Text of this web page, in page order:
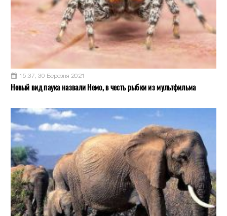
15:37, 30 Березня 2021
Новый вид паука назвали Немо, в честь рыбки из мультфильма